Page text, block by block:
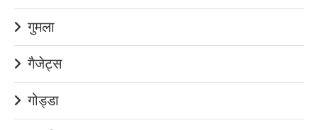
गुमला
गैजेट्स
गोड्डा